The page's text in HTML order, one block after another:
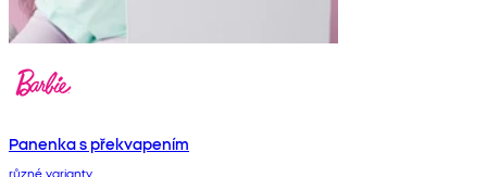
Panenka s překvapením
různé varianty